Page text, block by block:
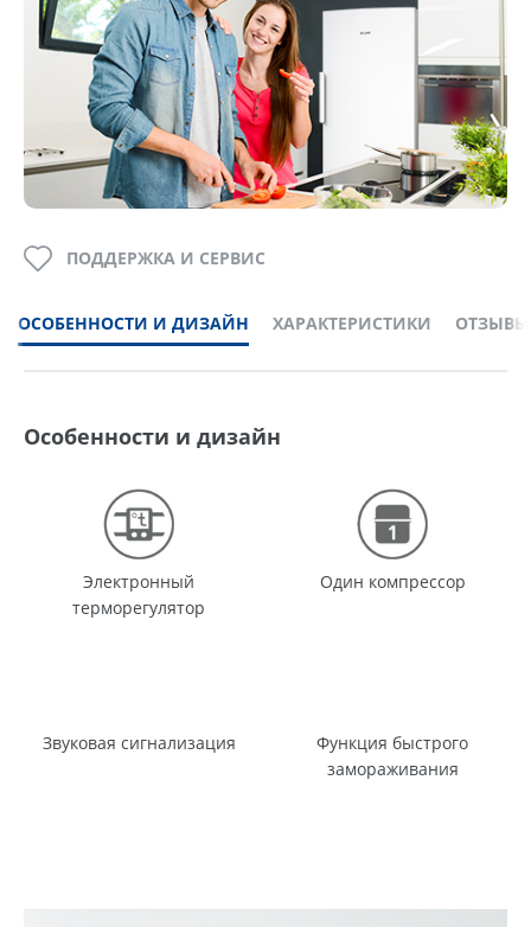
ОСОБЕННОСТИ И ДИЗАЙН ХАРАКТЕРИСТИКИ ОТЗЫВЫ
ПОДДЕРЖКА И СЕРВИС
Особенности и дизайн
Электронный
терморегулятор
Один компрессор
Звуковая сигнализация
Функция быстрого
замораживания